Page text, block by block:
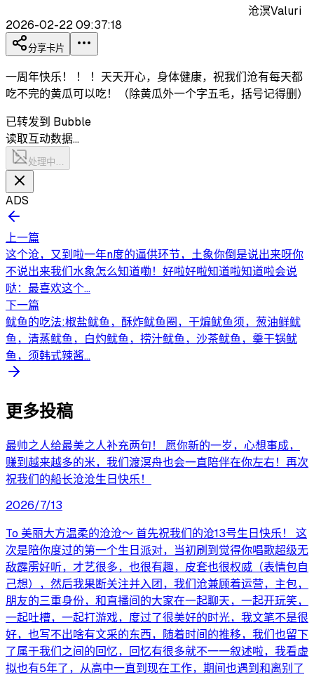
沧溟Valuri
2026-02-22 09:37:18
分享卡片
一周年快乐！ ！ ！天天开心，身体健康，祝我们沧有每天都
吃不完的黄瓜可以吃！（除黄瓜外一个字五毛，括号记得删）
已转发到 Bubble
读取互动数据…
处理中…
ADS
上一篇
这个沧，又到啦一年n度的逼供环节，土象你倒是说出来呀你
不说出来我们水象怎么知道嘞！好啦好啦知道啦知道啦会说
哒：最喜欢这个...
下一篇
鱿鱼的吃法:椒盐鱿鱼，酥炸鱿鱼圈，干煸鱿鱼须，葱油鲜鱿
鱼，清蒸鱿鱼，白灼鱿鱼，捞汁鱿鱼，沙茶鱿鱼，羹干锅鱿
鱼，须韩式辣酱...
更多投稿
最帅之人给最美之人补充两句！ 愿你新的一岁，心想事成，
赚到越来越多的米，我们渡溟舟也会一直陪伴在你左右！再次
祝我们的船长沧沧生日快乐！
2026/7/13
To 美丽大方温柔的沧沧～ 首先祝我们的沧13号生日快乐！ 这
次是陪你度过的第一个生日派对，当初刷到觉得你唱歌超级无
敌霹雳好听，才艺很多，也很有趣，皮套也很权威（表情包自
己想），然后我果断关注并入团，我们沧兼顾着运营，主包，
朋友的三重身份，和直播间的大家在一起聊天，一起开玩笑，
一起吐槽，一起打游戏，度过了很美好的时光，我文笔不是很
好，也写不出啥有文采的东西，随着时间的推移，我们也留下
了属于我们之间的回忆，回忆有很多就不一一叙述啦，我看虚
拟也有5年了，从高中一直到现在工作，期间也遇到和离别了